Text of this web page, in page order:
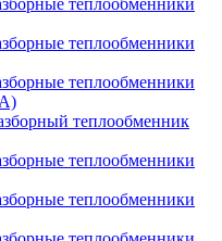
теплообменники
теплообменники
теплообменники
теплообменник
теплообменники
теплообменники